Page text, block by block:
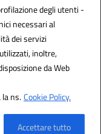
degli utenti -
necessari al
dei servizi
inoltre,
da Web
ns.Cookie Policy.
Accettare tutto
istsc_czrh04000q
S.r.l.
Italia